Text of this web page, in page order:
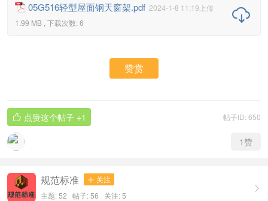

05G516轻型屋面钢天窗架.pdf 2024-1-8 11:19上传
1.99 MB , 下载次数: 6
赞赏
帖子ID: 650
 点赞这个帖子 +1
1赞

规范标准  关注
主题: 52 帖子: 56 关注:5